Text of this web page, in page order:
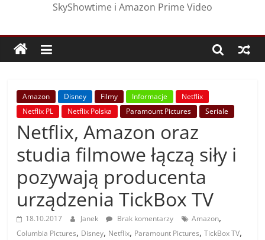
SkyShowtime i Amazon Prime Video
Amazon Disney Filmy Informacje
Netflix
Netflix PL
Netflix Polska Paramount Pictures Seriale
Netflix, Amazon oraz
studia filmowe łączą siły i
pozywają producenta
urządzenia TickBox TV
18.10.2017 Janek Brak komentarzy Amazon,
Columbia Pictures, Disney, Netflix, Paramount Pictures,TickBox TV,